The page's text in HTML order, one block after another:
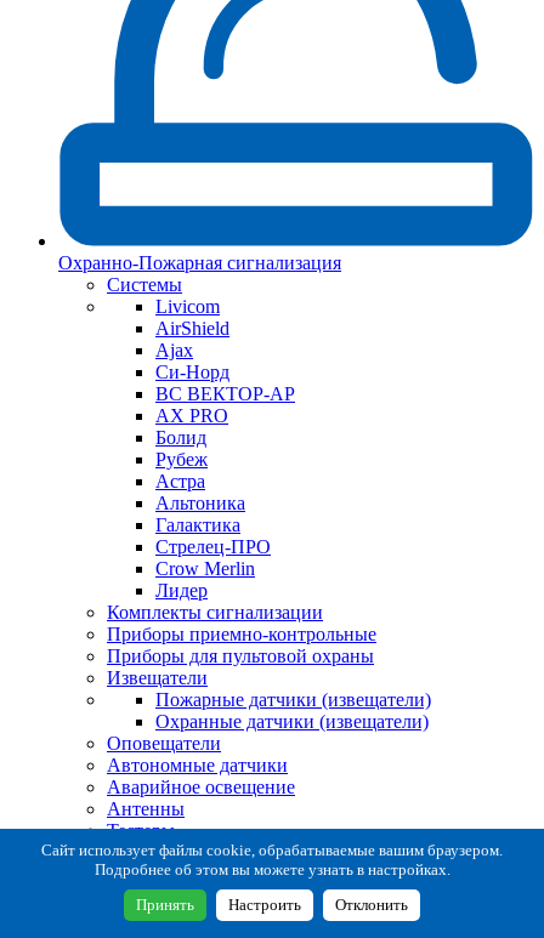
Охранно-Пожарная сигнализация
Системы
Livicom
AirShield
Ajax
Си-Норд
ВС ВЕКТОР-АР
AX PRO
Болид
Рубеж
Астра
Альтоника
Галактика
Стрелец-ПРО
Crow Merlin
Лидер
Комплекты сигнализации
Приборы приемно-контрольные
Приборы для пультовой охраны
Извещатели
Пожарные датчики (извещатели)
Охранные датчики (извещатели)
Оповещатели
Автономные датчики
Аварийное освещение
Антенны
Тестеры
Система сбора извещений
Расходные и монтажные материалы
Коробки коммутационные
Кронштейны для извещателей
Сайт использует файлы cookie, обрабатываемые вашим браузером.
Подробнее об этом вы можете узнать в настройках.
Принять Настроить Отклонить